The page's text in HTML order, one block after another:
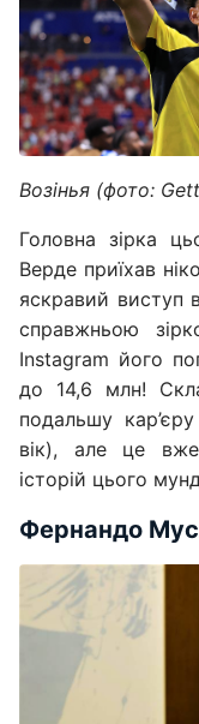
Возінья (фото:
Головна зірка
Верде приїхав
яскравий виступ
справжньою
Instagram його
до 14,6 млн!
подальшу
вік), але це
історій цього
Фернандо